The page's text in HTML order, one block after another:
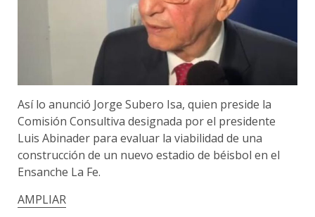
Así lo anunció Jorge Subero Isa, quien preside la
Comisión Consultiva designada por el presidente
Luis Abinader para evaluar la viabilidad de una
construcción de un nuevo estadio de béisbol en el
Ensanche La Fe.
AMPLIAR